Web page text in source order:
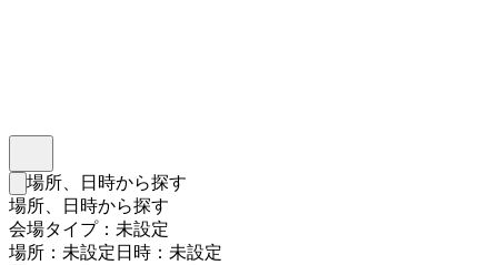
検索フォームを閉じる
場所、日時から探す
場所、日時から探す
会場タイプ：未設定
場所：未設定日時：未設定